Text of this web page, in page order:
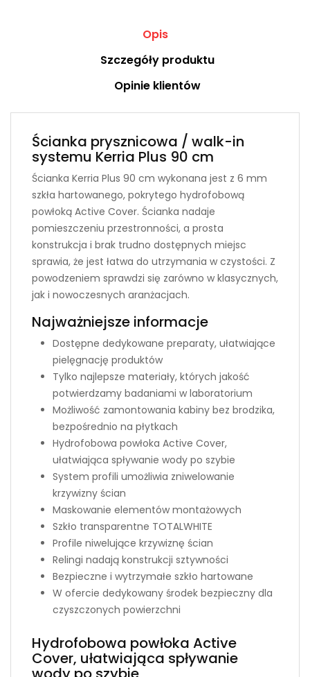
Opis
Szczegóły produktu
Opinie klientów
Ścianka prysznicowa / walk-in
systemu Kerria Plus 90 cm
Ścianka Kerria Plus 90 cm wykonana jest z 6 mm
szkła hartowanego, pokrytego hydrofobową
powłoką Active Cover. Ścianka nadaje
pomieszczeniu przestronności, a prosta
konstrukcja i brak trudno dostępnych miejsc
sprawia, że jest łatwa do utrzymania w czystości. Z
powodzeniem sprawdzi się zarówno w klasycznych,
jak i nowoczesnych aranżacjach.
Najważniejsze informacje
Dostępne dedykowane preparaty, ułatwiające
pielęgnację produktów
Tylko najlepsze materiały, których jakość
potwierdzamy badaniami w laboratorium
Możliwość zamontowania kabiny bez brodzika,
bezpośrednio na płytkach
Hydrofobowa powłoka Active Cover,
ułatwiająca spływanie wody po szybie
System profili umożliwia zniwelowanie
krzywizny ścian
Maskowanie elementów montażowych
Szkło transparentne TOTALWHITE
Profile niwelujące krzywiznę ścian
Relingi nadają konstrukcji sztywności
Bezpieczne i wytrzymałe szkło hartowane
W ofercie dedykowany środek bezpieczny dla
czyszczonych powierzchni
Hydrofobowa powłoka Active
Cover, ułatwiająca spływanie